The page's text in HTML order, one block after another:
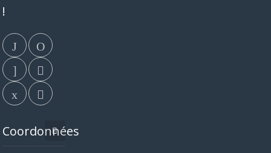
!
Coordonnées